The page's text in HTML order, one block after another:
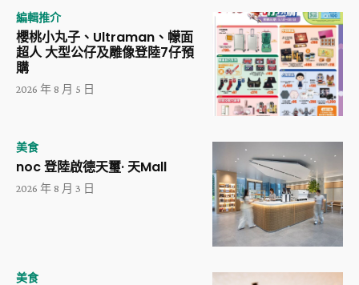
編輯推介
櫻桃小丸子、Ultraman、幪面
超人 大型公仔及雕像登陸7仔預
購
2026 年 8 月 5 日
美食
noc 登陸啟德天璽· 天Mall
2026 年 8 月 3 日
美食